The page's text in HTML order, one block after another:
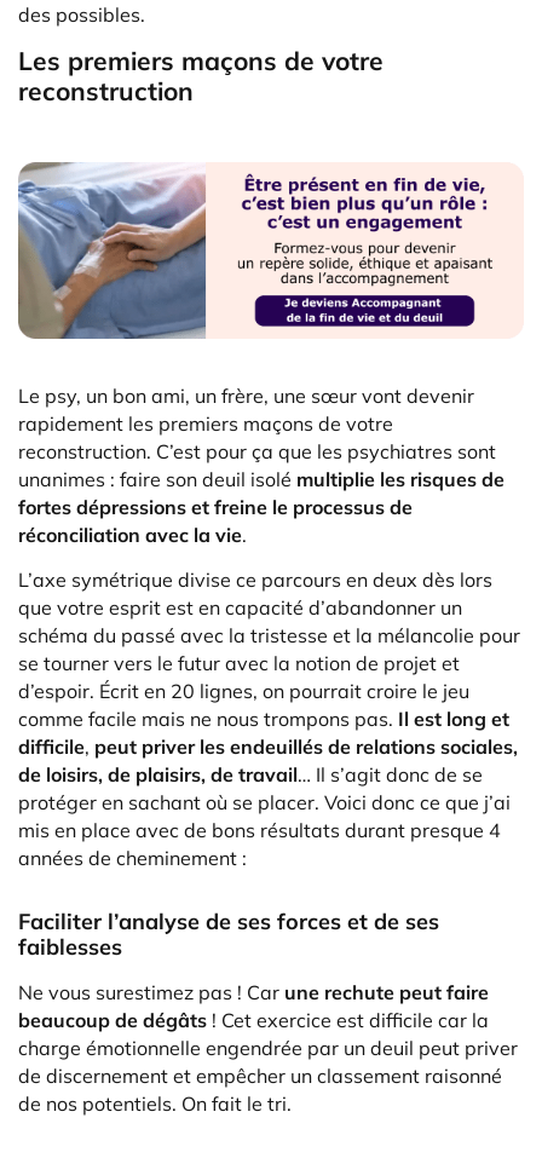
des possibles.
Les premiers maçons de votre
reconstruction
Le psy, un bon ami, un frère, une sœur vont devenir
rapidement les premiers maçons de votre
reconstruction. C’est pour ça que les psychiatres sont
unanimes : faire son deuil isolé multiplie les risques de
fortes dépressions et freine le processus de
réconciliation avec la vie.
L’axe symétrique divise ce parcours en deux dès lors
que votre esprit est en capacité d’abandonner un
schéma du passé avec la tristesse et la mélancolie pour
se tourner vers le futur avec la notion de projet et
d’espoir. Écrit en 20 lignes, on pourrait croire le jeu
comme facile mais ne nous trompons pas. Il est long et
difficile, peut priver les endeuillés de relations sociales,
de loisirs, de plaisirs, de travail… Il s’agit donc de se
protéger en sachant où se placer. Voici donc ce que j’ai
mis en place avec de bons résultats durant presque 4
années de cheminement :
Faciliter l’analyse de ses forces et de ses
faiblesses
Ne vous surestimez pas ! Car une rechute peut faire
beaucoup de dégâts ! Cet exercice est difficile car la
charge émotionnelle engendrée par un deuil peut priver
de discernement et empêcher un classement raisonné
de nos potentiels. On fait le tri.